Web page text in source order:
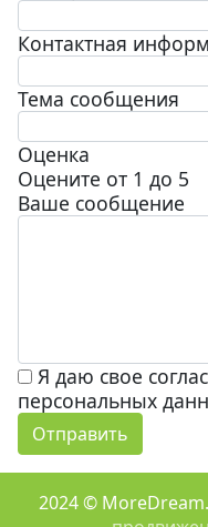
Контактная
Тема сообщения
Оценка
Оцените от 1 до 5
Ваше сообщение
Я даю свое
персональных
2024 ©